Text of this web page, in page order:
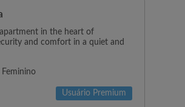
in the heart of
and comfort in a quiet and
Usuário Premium